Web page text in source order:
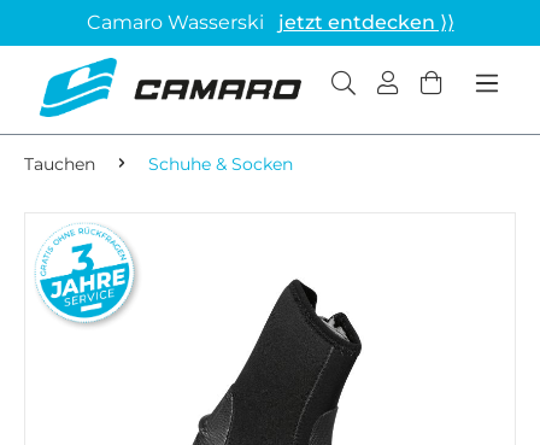
Camaro Wasserski jetzt entdecken ⟩⟩
Tauchen Schuhe & Socken